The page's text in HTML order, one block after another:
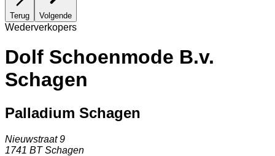
Terug Volgende
Wederverkopers
Dolf Schoenmode B.v.
Schagen
Palladium Schagen
Nieuwstraat 9
1741 BT Schagen